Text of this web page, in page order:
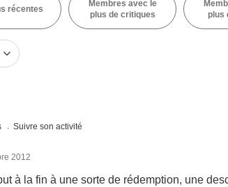
récentes
Membres avec le
plus de critiques
plus
Suivre son activité
2012
à la fin à une sorte de rédemption, une